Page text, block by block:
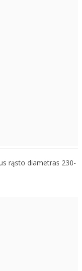
rąsto diametras 230-